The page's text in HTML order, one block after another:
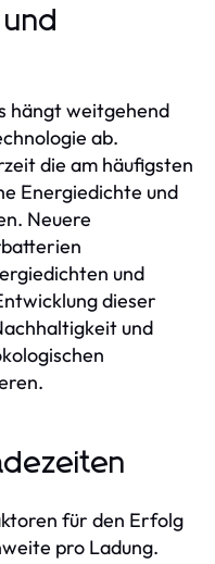
hängt weitgehend
ab.
die am häufigsten
Energiedichte und
Neuere
und
dieser
und
für den Erfolg
pro Ladung.